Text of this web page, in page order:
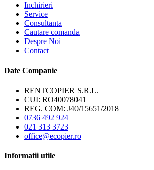
Inchirieri
Service
Consultanta
Cautare comanda
Despre Noi
Contact
Date Companie
RENTCOPIER S.R.L.
CUI: RO40078041
REG. COM: J40/15651/2018
0736 492 924
021 313 3723
office@ecopier.ro
Informatii utile